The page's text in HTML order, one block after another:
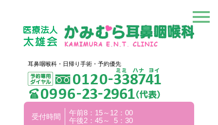
耳鼻咽喉科・日帰り手術・予約優先
受付時間
午前8：15～12：00
午後2：45～ 5：30